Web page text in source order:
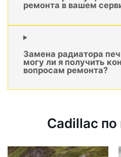
ремонта в вашем
Замена радиатора
могу ли я получить
вопросам ремонта?
Cadillac